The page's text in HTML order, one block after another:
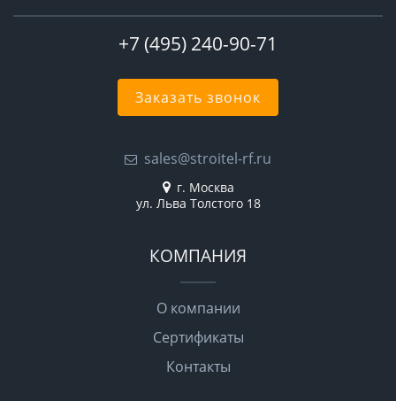
+7 (495) 240-90-71
Заказать звонок
sales@stroitel-rf.ru
г. Москва
ул. Льва Толстого 18
КОМПАНИЯ
О компании
Сертификаты
Контакты